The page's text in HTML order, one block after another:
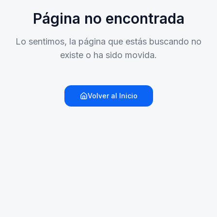
Página no encontrada
Lo sentimos, la página que estás buscando no
existe o ha sido movida.
Volver al Inicio